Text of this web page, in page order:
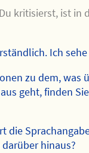
kritisierst, ist in
Ich
zu dem, was
geht, finden
die
hinaus?